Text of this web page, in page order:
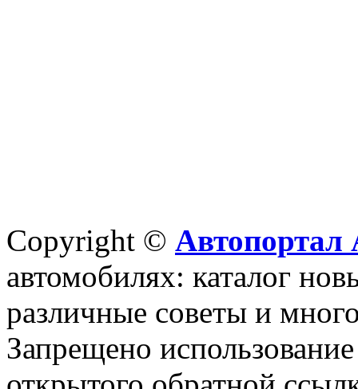
Copyright © Автопортал
автомобилях: каталог
различные советы и
Запрещено